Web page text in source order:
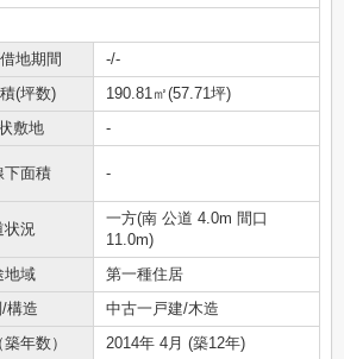
地期間
-/-
(坪数)
190.81㎡(57.71坪)
敷地
-
下面積 -
状況
一方(南 公道 4.0m 間口
11.0m)
地域
第一種住居
構造
中古一戸建/木造
年数）
2014年 4月 (築12年)